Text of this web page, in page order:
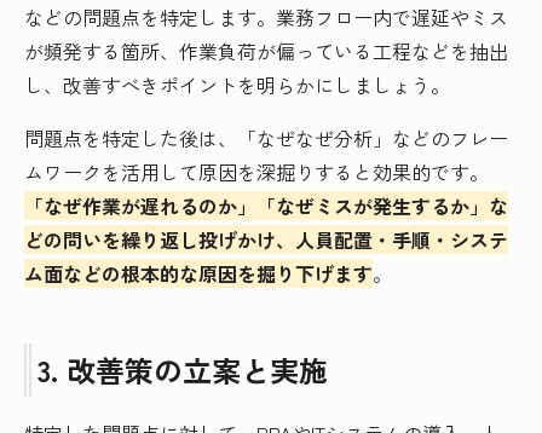
などの問題点を特定します。業務フロー内で遅延やミス
が頻発する箇所、作業負荷が偏っている工程などを抽出
し、改善すべきポイントを明らかにしましょう。
問題点を特定した後は、「なぜなぜ分析」などのフレー
ムワークを活用して原因を深掘りすると効果的です。
「なぜ作業が遅れるのか」「なぜミスが発生するか」な
どの問いを繰り返し投げかけ、人員配置・手順・システ
ム面などの根本的な原因を掘り下げます。
3. 改善策の立案と実施